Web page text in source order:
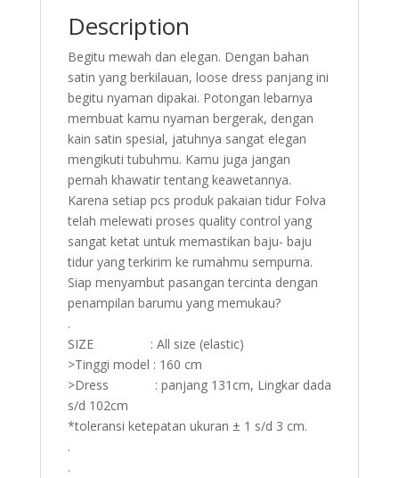
Description
Begitu mewah dan elegan. Dengan bahan
satin yang berkilauan, loose dress panjang ini
begitu nyaman dipakai. Potongan lebarnya
membuat kamu nyaman bergerak, dengan
kain satin spesial, jatuhnya sangat elegan
mengikuti tubuhmu. Kamu juga jangan
pernah khawatir tentang keawetannya.
Karena setiap pcs produk pakaian tidur Folva
telah melewati proses quality control yang
sangat ketat untuk memastikan baju- baju
tidur yang terkirim ke rumahmu sempurna.
Siap menyambut pasangan tercinta dengan
penampilan barumu yang memukau?
.
SIZE : All size (elastic)
>Tinggi model : 160 cm
>Dress : panjang 131cm, Lingkar dada
s/d 102cm
*toleransi ketepatan ukuran ± 1 s/d 3 cm.
.
.